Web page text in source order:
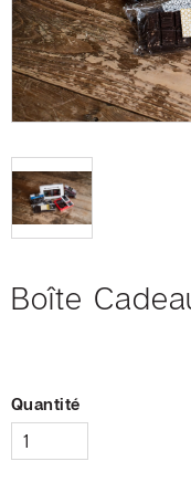
Boîte
Quantité
MAGASINEZ
Boutique
Certificats-
cadeaux
Livraisons
retours
SERVICES